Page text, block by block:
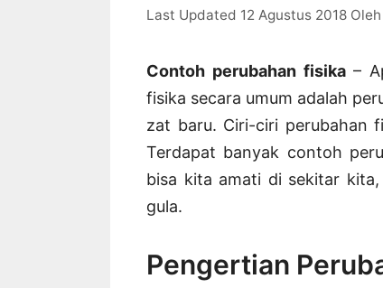
12 Agustus 2018 Oleh
Contoh perubahan fisika –
fisika secara umum adalah
zat baru. Ciri-ciri perubahan
Terdapat banyak contoh
bisa kita amati di sekitar
gula.
Pengertian